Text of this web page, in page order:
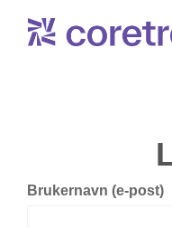
Brukernavn (e-post)